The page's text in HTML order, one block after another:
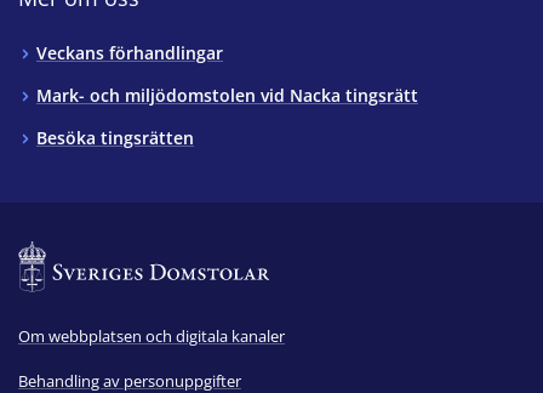
Veckans förhandlingar
Mark- och miljödomstolen vid Nacka tingsrätt
Besöka tingsrätten
Om webbplatsen och digitala kanaler
Behandling av personuppgifter